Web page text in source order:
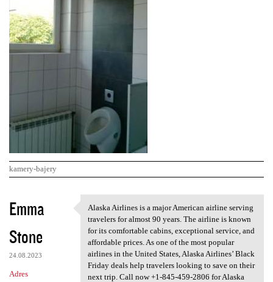
kamery-bajery
K
o
m
e
n
Emma
Stone
24.08.2023
Adres
Alaska Airlines is a major
Alaska Airlines is a major American airline serving
travelers for almost 90 years. The airline is known
for its comfortable cabins, exceptional service, and
affordable prices. As one of the most popular
airlines in the United States, Alaska Airlines’ Black
Friday deals help travelers looking to save on their
next trip. Call now +1-845-459-2806 for Alaska